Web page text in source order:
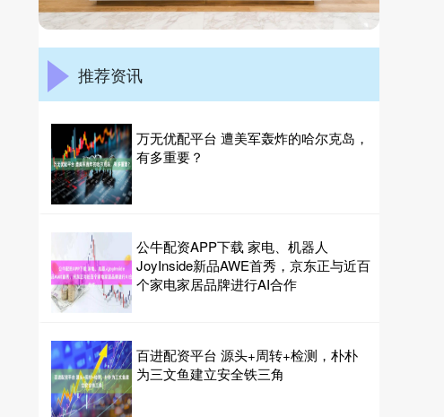
推荐资讯
万无优配平台 遭美军轰炸的哈尔克岛，
有多重要？
公牛配资APP下载 家电、机器人
JoyInside新品AWE首秀，京东正与近百
个家电家居品牌进行AI合作
百进配资平台 源头+周转+检测，朴朴
为三文鱼建立安全铁三角